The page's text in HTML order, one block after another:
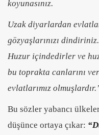
koyunasınız.
Uzak diyarlardan
gözyaşlarınızı
Huzur içindedirler ve
bu toprakta canlarını
evlatlarımız
Bu sözler yabancı
düşünce ortaya çıkar: